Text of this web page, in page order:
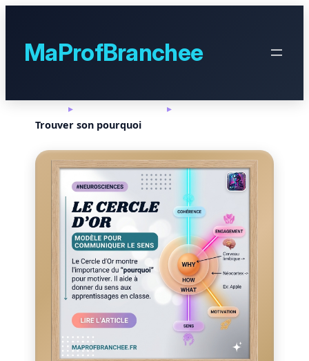
contenuMaProfBranchee
▸Cerveau & Bien-être ▸
Trouver son pourquoi